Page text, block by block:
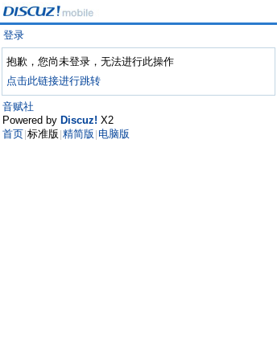
登录
抱歉，您尚未登录，无法进行此操作
点击此链接进行跳转
音赋社
Powered by Discuz! X2
首页 标准版 精简版 电脑版